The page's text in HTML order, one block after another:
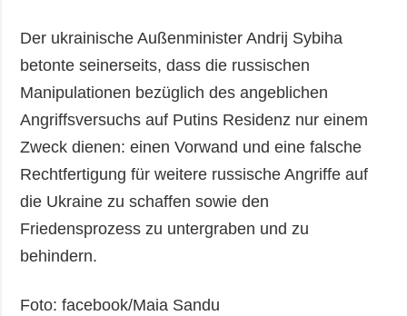
Der ukrainische Außenminister Andrij Sybiha
betonte seinerseits, dass die russischen
Manipulationen bezüglich des angeblichen
Angriffsversuchs auf Putins Residenz nur einem
Zweck dienen: einen Vorwand und eine falsche
Rechtfertigung für weitere russische Angriffe auf
die Ukraine zu schaffen sowie den
Friedensprozess zu untergraben und zu
behindern.
Foto: facebook/Maia Sandu